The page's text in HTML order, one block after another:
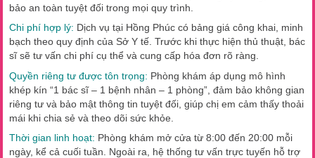
bảo an toàn tuyệt đối trong mọi quy trình.
Chi phí hợp lý: Dịch vụ tại Hồng Phúc có bảng giá công khai, minh
bạch theo quy định của Sở Y tế. Trước khi thực hiện thủ thuật, bác
sĩ sẽ tư vấn chi phí cụ thể và cung cấp hóa đơn rõ ràng.
Quyền riêng tư được tôn trọng: Phòng khám áp dụng mô hình
khép kín “1 bác sĩ – 1 bệnh nhân – 1 phòng”, đảm bảo không gian
riêng tư và bảo mật thông tin tuyệt đối, giúp chị em cảm thấy thoải
mái khi chia sẻ và theo dõi sức khỏe.
Thời gian linh hoạt: Phòng khám mở cửa từ 8:00 đến 20:00 mỗi
ngày, kể cả cuối tuần. Ngoài ra, hệ thống tư vấn trực tuyến hỗ trợ